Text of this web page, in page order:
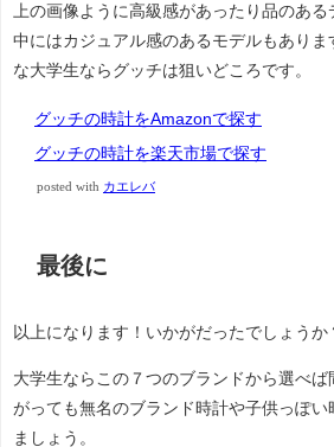
上の画像ように高級感があったり品のある
中にはカジュアル感のあるモデルもありま
な大学生ならグッチは狙いどころです。
グッチの時計をAmazonで探す
グッチの時計を楽天市場で探す
posted with カエレバ
最後に
以上になります！いかがだったでしょうか
大学生ならこの７つのブランドから選べ
がっても無名のブランド時計や子供っぽい
ましょう。